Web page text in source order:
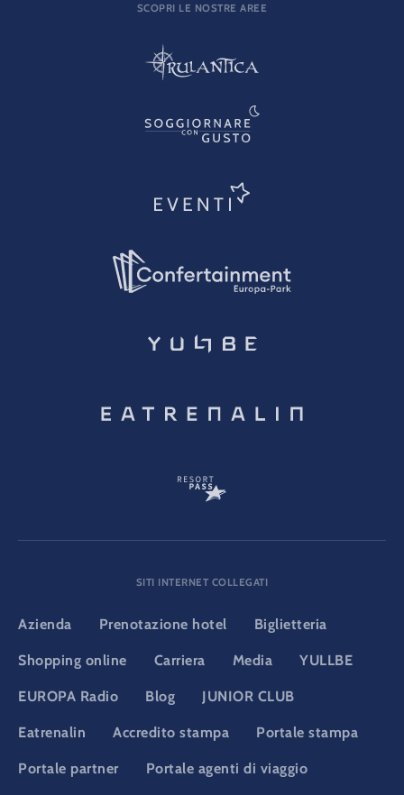
SCOPRI LE NOSTRE AREE
SITI INTERNET COLLEGATI
Azienda Prenotazione hotel Biglietteria
Shopping online Carriera Media YULLBE
EUROPA Radio Blog JUNIOR CLUB
Eatrenalin Accredito stampa Portale stampa
Portale partner Portale agenti di viaggio